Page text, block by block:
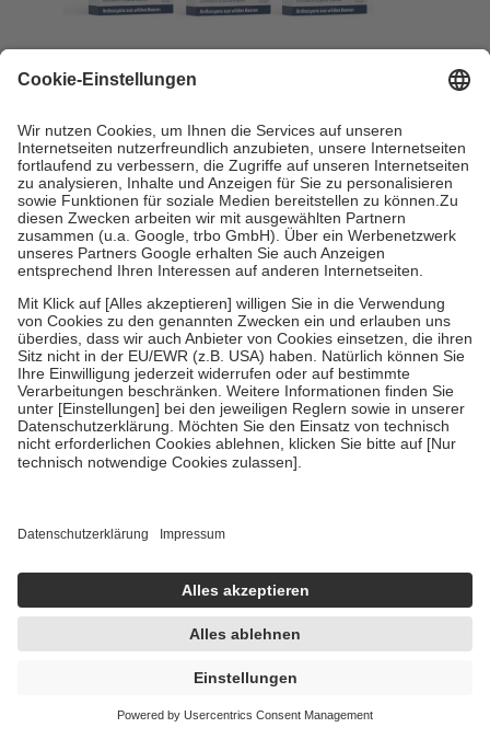
Vorteilsset 3X30 St Kapseln
3X30 St = 30 g
Kapseln
-19% UVP: 89,70 €
72,95 €
2.431,67 € / 1 kg
sofort lieferbar
In den Warenkorb
orthomol pro metabol Doppelpack 2X30 St
Kapseln
inklusive Bei Schlank mit Darm Orthomol
73,98 €